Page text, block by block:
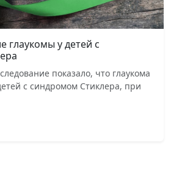
глаукомы у детей с
показало, что глаукома
с синдромом Стиклера, при